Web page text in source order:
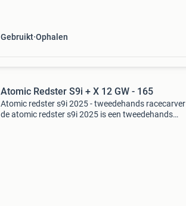
Gebruikt Ophalen
Atomic Redster S9i + X 12 GW - 165
Atomic redster s9i 2025 - tweedehands racecarver
de atomic redster s9i 2025 is een tweedehands